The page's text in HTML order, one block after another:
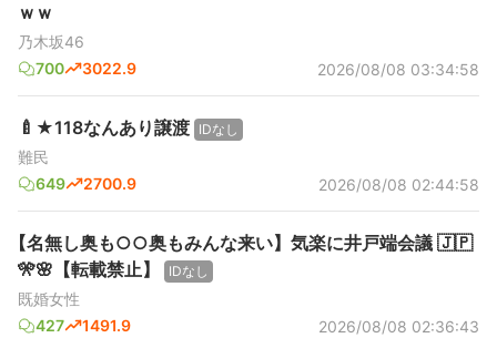
ｗｗ
乃木坂46
700
3022.9 2026/08/08 03:34:58
🍼★118なんあり譲渡 IDなし
難民
649
2700.9 2026/08/08 02:44:58
【名無し奥も○○奥もみんな来い】気楽に井戸端会議 🇯🇵
🎌🌸【転載禁止】
IDなし
既婚女性
427
1491.9 2026/08/08 02:36:43